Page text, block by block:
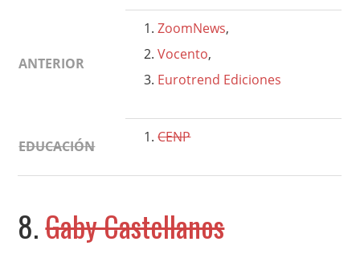
ANTERIOR
ZoomNews,
Vocento,
Eurotrend Ediciones
EDUCACIÓN
CENP
8.Gaby Castellanos